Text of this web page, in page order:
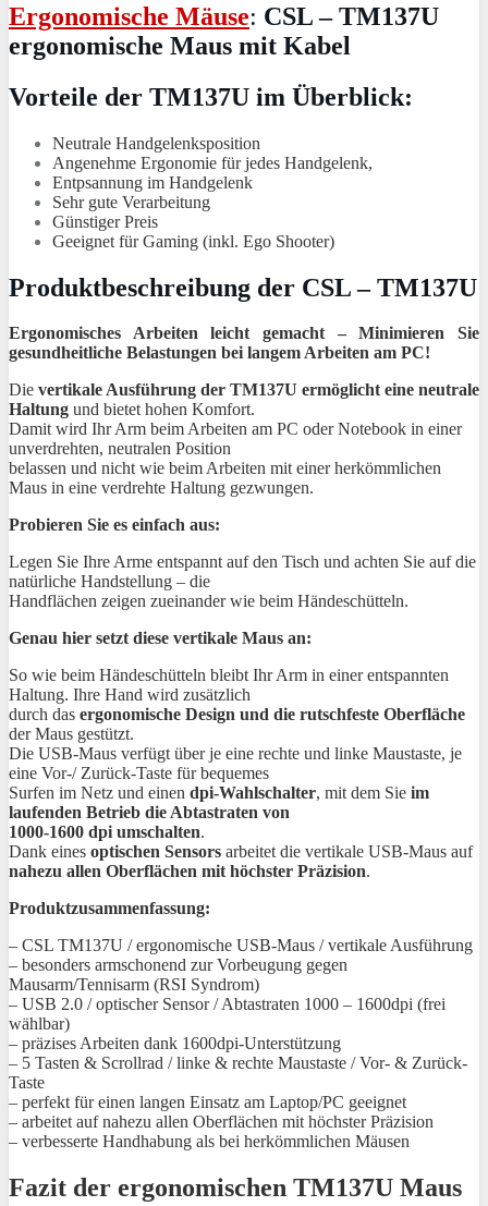
Ergonomische Mäuse: CSL – TM137U
ergonomische Maus mit Kabel
Vorteile der TM137U im Überblick:
Neutrale Handgelenksposition
Angenehme Ergonomie für jedes Handgelenk,
Entpsannung im Handgelenk
Sehr gute Verarbeitung
Günstiger Preis
Geeignet für Gaming (inkl. Ego Shooter)
Produktbeschreibung der CSL – TM137U
Ergonomisches Arbeiten leicht gemacht – Minimieren Sie
gesundheitliche Belastungen bei langem Arbeiten am PC!
Die vertikale Ausführung der TM137U ermöglicht eine neutrale
Haltung und bietet hohen Komfort.
Damit wird Ihr Arm beim Arbeiten am PC oder Notebook in einer
unverdrehten, neutralen Position
belassen und nicht wie beim Arbeiten mit einer herkömmlichen
Maus in eine verdrehte Haltung gezwungen.
Probieren Sie es einfach aus:
Legen Sie Ihre Arme entspannt auf den Tisch und achten Sie auf die
natürliche Handstellung – die
Handflächen zeigen zueinander wie beim Händeschütteln.
Genau hier setzt diese vertikale Maus an:
So wie beim Händeschütteln bleibt Ihr Arm in einer entspannten
Haltung. Ihre Hand wird zusätzlich
durch das ergonomische Design und die rutschfeste Oberfläche
der Maus gestützt.
Die USB-Maus verfügt über je eine rechte und linke Maustaste, je
eine Vor-/ Zurück-Taste für bequemes
Surfen im Netz und einen dpi-Wahlschalter, mit dem Sie im
laufenden Betrieb die Abtastraten von
1000-1600 dpi umschalten.
Dank eines optischen Sensors arbeitet die vertikale USB-Maus auf
nahezu allen Oberflächen mit höchster Präzision.
Produktzusammenfassung:
– CSL TM137U / ergonomische USB-Maus / vertikale Ausführung
– besonders armschonend zur Vorbeugung gegen
Mausarm/Tennisarm (RSI Syndrom)
– USB 2.0 / optischer Sensor / Abtastraten 1000 – 1600dpi (frei
wählbar)
– präzises Arbeiten dank 1600dpi-Unterstützung
– 5 Tasten & Scrollrad / linke & rechte Maustaste / Vor- & Zurück-
Taste
– perfekt für einen langen Einsatz am Laptop/PC geeignet
– arbeitet auf nahezu allen Oberflächen mit höchster Präzision
– verbesserte Handhabung als bei herkömmlichen Mäusen
Fazit der ergonomischen TM137U Maus